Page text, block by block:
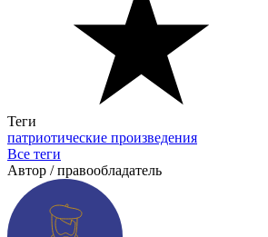
Теги
патриотические произведения
Все теги
Автор / правообладатель